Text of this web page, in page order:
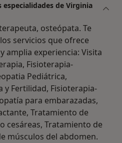
especialidades de Virginia
osteópata. Te
servicios que ofrece
amplia experiencia: Visita
Fisioterapia-
Pediátrica,
y Fertilidad, Fisioterapia-
para embarazadas,
Tratamiento de
cesáreas, Tratamiento de
músculos del abdomen.